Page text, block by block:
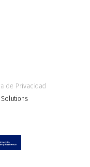
de Privacidad